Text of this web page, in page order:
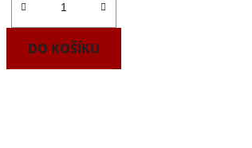
DO KOŠÍKU